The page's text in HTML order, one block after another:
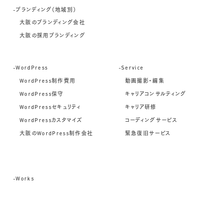
-ブランディング（地域別）
大阪のブランディング会社
大阪の採用ブランディング
-WordPress
WordPress制作費用
WordPress保守
WordPressセキュリティ
WordPressカスタマイズ
大阪のWordPress制作会社
-Service
動画撮影・編集
キャリアコンサルティング
キャリア研修
コーディングサービス
緊急復旧サービス
-Works